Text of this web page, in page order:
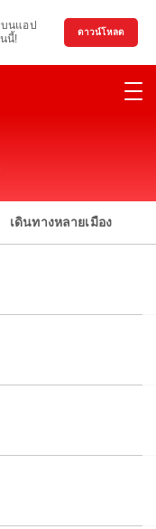
นแอป
นี้!
ดาวน์โหลด
เดินทางหลายเมือง